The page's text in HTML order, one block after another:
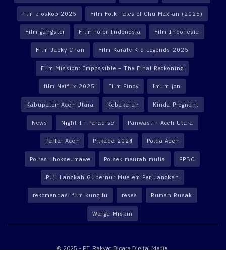
film bioskop 2025 Film Folk Tales of Chu Maxian (2025)
Film gangster Film horor Indonesia Film Indonesia
Film Jacky Chan Film Karate Kid Legends 2025
Film Mission: Impossible – The Final Reckoning
film Netflix 2025 Film Pinoy Imum jon
Kabupaten Aceh Utara Kebakaran Kinda Pregnant
News Night In Paradise Panwaslih Aceh Utara
Partai Aceh Pilkada 2024 Polda Aceh
Polres Lhokseumawe Polsek meurah mulia PPBC
Puji Langkah Gubernur Mualem Perjuangkan
rekomendasi film kung fu reses Rumah Rusak
Warga Miskin
© 2025 - PT. Rakyat Bicara Digital Media.